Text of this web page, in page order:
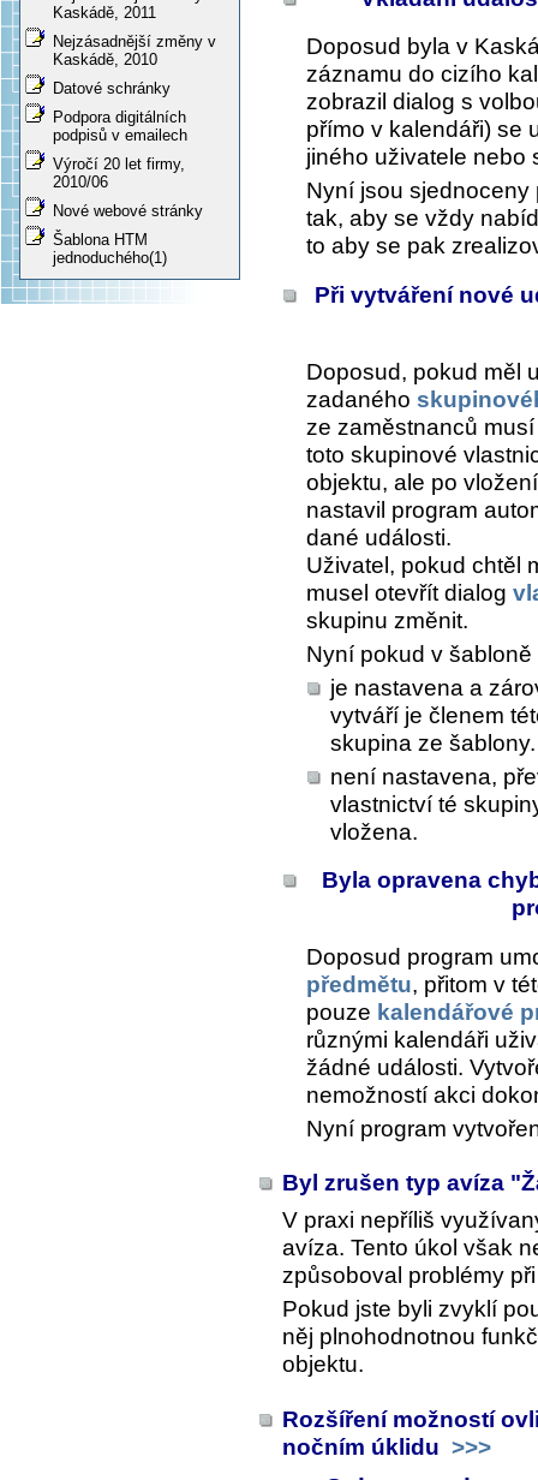
Kaskádě, 2011
Nejzásadnější změny v
Kaskádě, 2010
Datové schránky
Podpora digitálních
podpisů v emailech
Výročí 20 let firmy,
2010/06
Nové webové stránky
Šablona HTM
jednoduchého(1)
Doposud byla v
záznamu do cizího
zobrazil dialog s
přímo v kalendáři) se
jiného uživatele nebo
Nyní jsou
tak, aby se vždy
to aby se pak
Při vytváření nové
Doposud, pokud měl
zadaného
ze zaměstnanců
toto skupinové
objektu, ale po
nastavil program
dané události.
Uživatel, pokud chtěl
musel otevřít dialog
skupinu změnit.
Nyní pokud v šabloně
je nastavena a
vytváří je členem
skupina ze šablony.
není nastavena,
vlastnictví té
vložena.
Byla opravena
Doposud program
předmětu, přitom v
pouze kalendářové
různými kalendáři
žádné události.
nemožností akci
Nyní program
Byl zrušen typ avíza
V praxi nepříliš
avíza. Tento úkol však
způsoboval problémy
Pokud jste byli zvyklí
něj plnohodnotnou
objektu.
Rozšíření možností
nočním úklidu >>>